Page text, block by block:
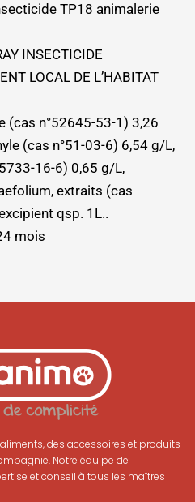
TP18 animalerie
INSECTICIDE
LOCAL DE L’HABITAT
(cas n°52645-53-1) 3,26
(cas n°51-03-6) 6,54 g/L,
16-6) 0,65 g/L,
extraits (cas
qsp. 1L..
mois
des accessoires et produits
Notre équipe de
et conseil à tous les maîtres